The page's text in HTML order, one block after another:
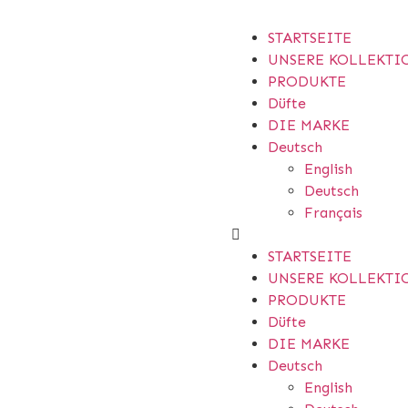
STARTSEITE
UNSERE
PRODUKTE
Düfte
DIE MARKE
Deutsch
English
Deutsch
Français
STARTSEITE
UNSERE
PRODUKTE
Düfte
DIE MARKE
Deutsch
English